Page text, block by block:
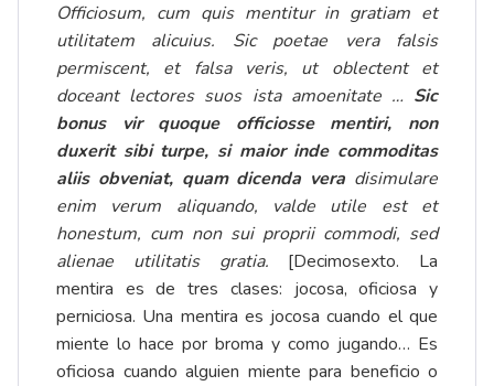
Officiosum, cum quis mentitur in gratiam et
utilitatem alicuius. Sic poetae vera falsis
permiscent, et falsa veris, ut oblectent et
doceant lectores suos ista amoenitate … Sic
bonus vir quoque officiosse mentiri, non
duxerit sibi turpe, si maior inde commoditas
aliis obveniat, quam dicenda vera disimulare
enim verum aliquando, valde utile est et
honestum, cum non sui proprii commodi, sed
alienae utilitatis gratia. [Decimosexto. La
mentira es de tres clases: jocosa, oficiosa y
perniciosa. Una mentira es jocosa cuando el que
miente lo hace por broma y como jugando… Es
oficiosa cuando alguien miente para beneficio o